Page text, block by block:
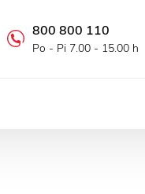
800 800 110
Po - Pi 7.00 - 15.00 h